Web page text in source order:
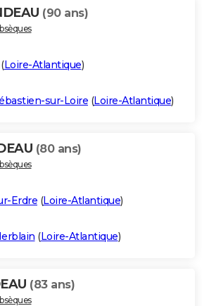
(90 ans)
(Loire-Atlantique)
sur-Loire (Loire-Atlantique)
(80 ans)
Erdre (Loire-Atlantique)
(Loire-Atlantique)
(83 ans)